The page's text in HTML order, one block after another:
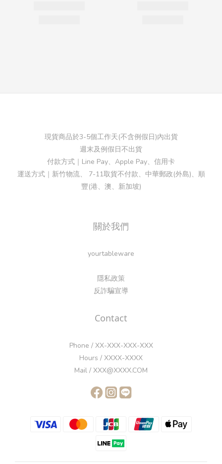
現貨商品於3-5個工作天(不含例假日)內出貨
週末及例假日不出貨
付款方式｜Line Pay、Apple Pay、信用卡
運送方式｜新竹物流、 7-11取貨不付款、中華郵政(外島)、順
豐(港、澳、新加坡)
關於我們
yourtableware
隱私政策
反詐騙宣導
Contact
Phone / XX-XXX-XXX-XXX
Hours / XXXX-XXXX
Mail / XXX@XXXX.COM